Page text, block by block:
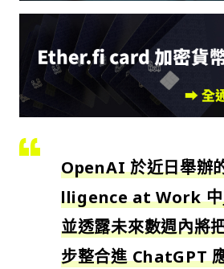
OpenAI 於近日舉辦
lligence at Work中
並透露未來數週內將
步整合進 ChatGPT